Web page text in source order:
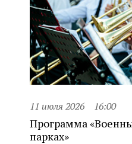
11 июля 2026 16:00
Программа
парках»